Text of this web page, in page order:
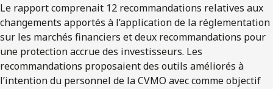
Le rapport comprenait 12 recommandations relatives aux
changements apportés à l’application de la réglementation
sur les marchés financiers et deux recommandations pour
une protection accrue des investisseurs. Les
recommandations proposaient des outils améliorés à
l’intention du personnel de la CVMO avec comme objectif